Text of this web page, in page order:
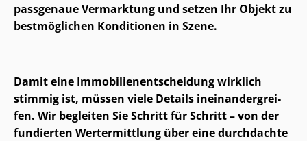
passgenaue Vermarktung und setzen Ihr Objekt zu
bestmöglichen Konditionen in Szene.
Damit eine Im­mo­bi­li­en­ent­schei­dung wirklich
stimmig ist, müssen viele Details in­ein­an­der­grei­
fen. Wir begleiten Sie Schritt für Schritt – von der
fundierten Wertermittlung über eine durchdachte